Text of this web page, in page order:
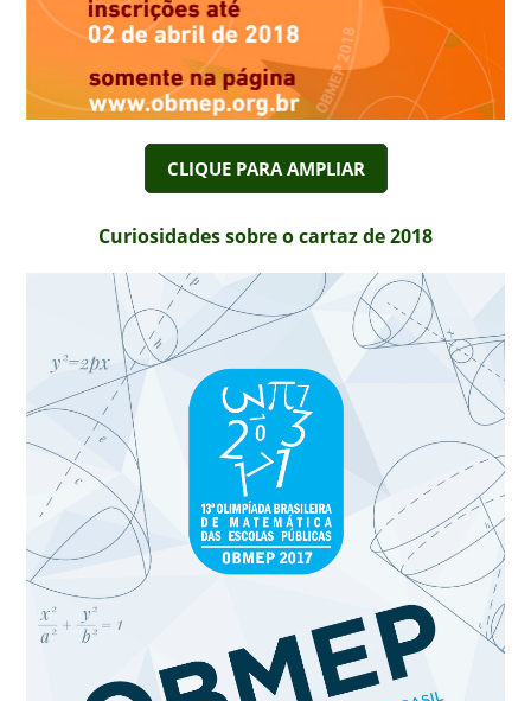
CLIQUE PARA AMPLIAR
Curiosidades sobre o cartaz de 2018